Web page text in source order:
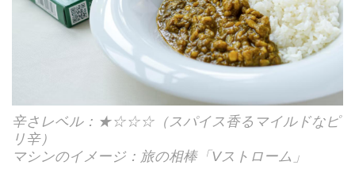
辛さレベル：★☆☆☆（スパイス香るマイルドなピ
リ辛）
マシンのイメージ：旅の相棒「Vストローム」